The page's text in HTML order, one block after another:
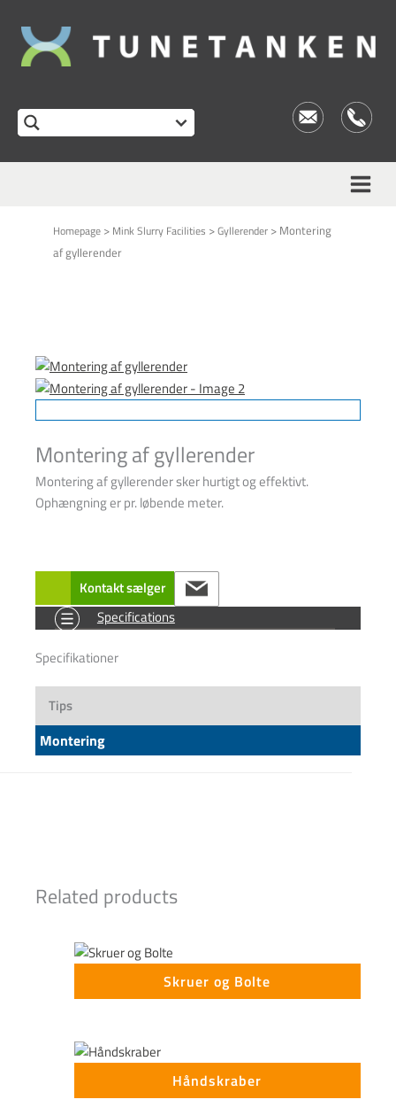
Homepage > Mink Slurry Facilities >Gyllerender > Montering
af gyllerender
Montering af gyllerender
Montering af gyllerender sker hurtigt og effektivt.
Ophængning er pr. løbende meter.
Kontakt sælger
Specifications
Specifikationer
Tips
Montering
Related products
Skruer og Bolte
Håndskraber